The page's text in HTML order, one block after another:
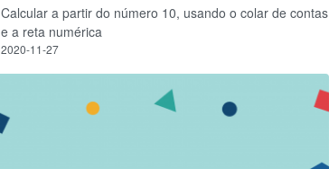
Calcular a partir do número 10, usando o colar de contas
e a reta numérica
2020-11-27